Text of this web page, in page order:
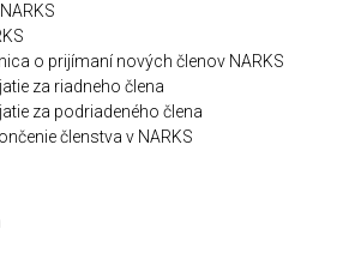
o prijímaní nových členov NARKS
za riadneho člena
za podriadeného člena
členstva v NARKS